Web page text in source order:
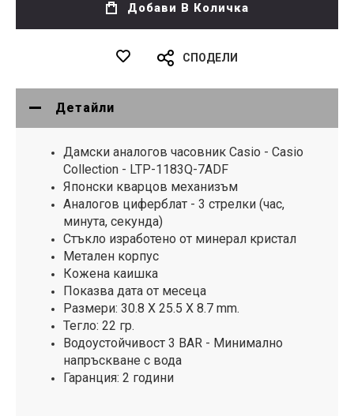
Добави В Количка
СПОДЕЛИ
Детайли
Дамски аналогов часовник Casio - Casio
Collection - LTP-1183Q-7ADF
Японски кварцов механизъм
Аналогов циферблат - 3 стрелки (час,
минута, секунда)
Стъкло изработено от минерал кристал
Метален корпус
Кожена каишка
Показва дата от месеца
Размери: 30.8 X 25.5 X 8.7 mm.
Тегло: 22 гр.
Водоустойчивост 3 BAR - Минимално
напръскване с вода
Гаранция: 2 години